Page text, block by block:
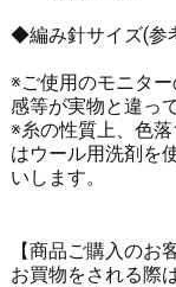
◆編み針サイズ(参
※ご使用のモニタ
感等が実物と違っ
※糸の性質上、色
はウール用洗剤を
いします。
【商品ご購入のお
お買物をされる際